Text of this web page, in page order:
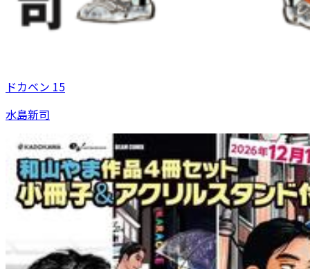
ドカベン 15
水島新司